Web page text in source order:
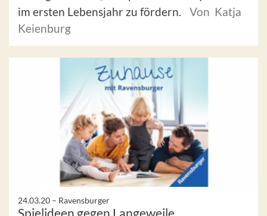
im ersten Lebensjahr zu fördern.
Von Katja
Keienburg
24.03.20 – Ravensburger
Spielideen gegen Langeweile